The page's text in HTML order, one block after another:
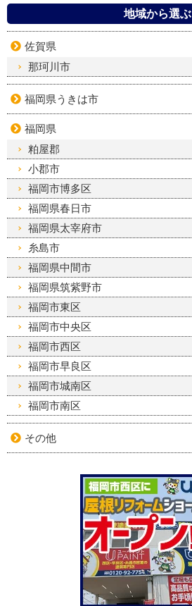
地域から選ぶ
佐賀県
那珂川市
福岡県うきは市
福岡県
粕屋郡
小郡市
福岡市博多区
福岡県春日市
福岡県太宰府市
糸島市
福岡県中間市
福岡県筑紫野市
福岡市東区
福岡市中央区
福岡市西区
福岡市早良区
福岡市城南区
福岡市南区
その他